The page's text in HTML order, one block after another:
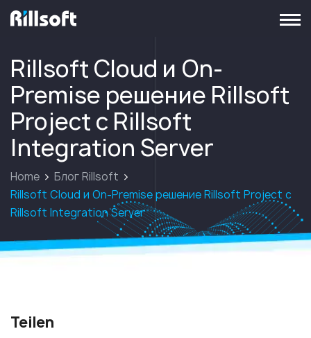
Rillsoft Cloud и On-
Premise решение Rillsoft
Project с Rillsoft
Integration Server
Home
Блог Rillsoft
Rillsoft Cloud и On-Premise решение Rillsoft Project с
Rillsoft Integration Server
Teilen